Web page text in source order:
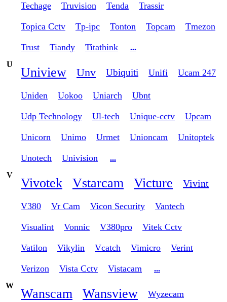
Techage Truvision Tenda Trassir
Topica Cctv Tp-ipc Tonton Topcam Tmezon
Trust Tiandy Titathink
...
U
Uniview Unv Ubiquiti Unifi Ucam 247
Uniden Uokoo Uniarch Ubnt
Udp Technology Ul-tech Unique-cctv Upcam
Unicorn Unimo Urmet Unioncam Unitoptek
Unotech Univision
...
V
Vivotek Vstarcam Victure Vivint
V380 Vr Cam Vicon Security Vantech
Visualint Vonnic V380pro Vitek Cctv
Vatilon Vikylin Vcatch Vimicro Verint
Verizon Vista Cctv Vistacam
...
W
Wanscam Wansview Wyzecam